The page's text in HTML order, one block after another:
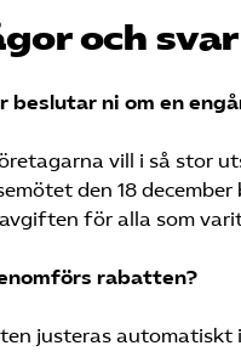
och svar
beslutar ni om en
vill i så stor
den 18
för alla som
rabatten?
justeras automatiskt